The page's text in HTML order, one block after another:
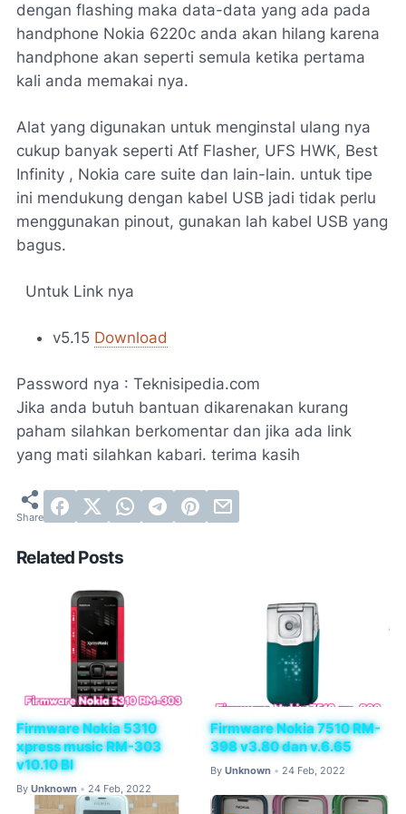
dengan flashing maka data-data yang ada pada
handphone Nokia 6220c anda akan hilang karena
handphone akan seperti semula ketika pertama
kali anda memakai nya.
Alat yang digunakan untuk menginstal ulang nya
cukup banyak seperti Atf Flasher, UFS HWK, Best
Infinity , Nokia care suite dan lain-lain. untuk tipe
ini mendukung dengan kabel USB jadi tidak perlu
menggunakan pinout, gunakan lah kabel USB yang
bagus.
Untuk Link nya
v5.15 Download
Password nya : Teknisipedia.com
Jika anda butuh bantuan dikarenakan kurang
paham silahkan berkomentar dan jika ada link
yang mati silahkan kabari. terima kasih
Related Posts
Firmware Nokia 5310
xpress music RM-303
v10.10 BI
By Unknown • 24 Feb, 2022
Firmware Nokia 7510 RM-
398 v3.80 dan v.6.65
By Unknown • 24 Feb, 2022